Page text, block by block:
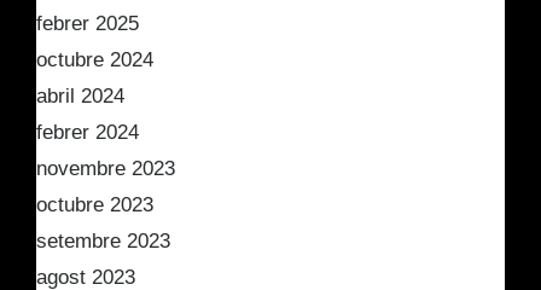
febrer 2025
octubre 2024
abril 2024
febrer 2024
novembre 2023
octubre 2023
setembre 2023
agost 2023